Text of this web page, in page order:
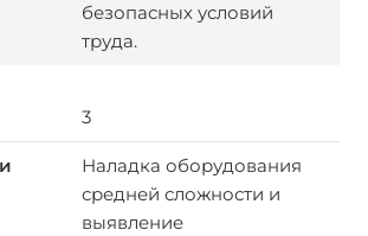
безопасных условий
труда.
3
Наладка оборудования
средней сложности и
выявление